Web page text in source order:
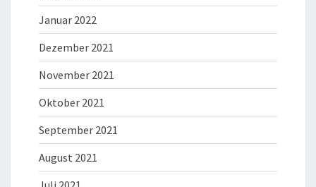
Januar 2022
Dezember 2021
November 2021
Oktober 2021
September 2021
August 2021